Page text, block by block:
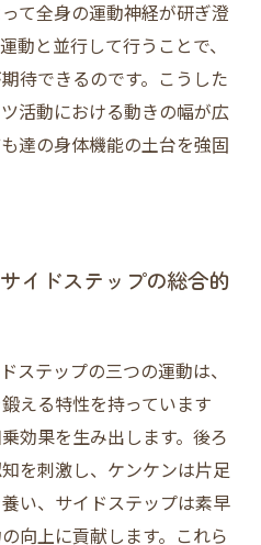
て全身の運動神経が研ぎ澄
動と並行して行うことで、
待できるのです。こうした
活動における動きの幅が広
達の身体機能の土台を強固
イドステップの総合的
ステップの三つの運動は、
える特性を持っています
効果を生み出します。後ろ
を刺激し、ケンケンは片足
い、サイドステップは素早
向上に貢献します。これら